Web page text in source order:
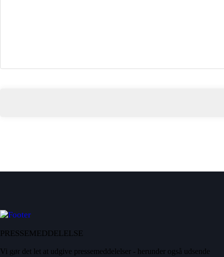
PRESSEMEDDELELSE
Vi gør det let at udgive pressemeddelelser - herunder også udsende